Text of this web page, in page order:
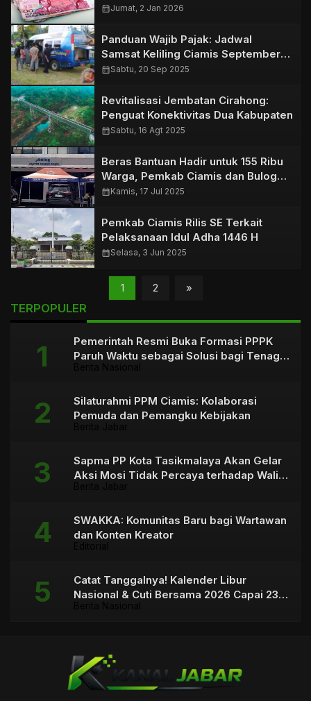
calendar_monthJumat, 2 Jan 2026
Panduan Wajib Pajak: Jadwal
Samsat Keliling Ciamis September
2025
calendar_monthSabtu, 20 Sep 2025
Revitalisasi Jembatan Cirahong:
Penguat Konektivitas Dua Kabupaten
calendar_monthSabtu, 16 Agt 2025
Beras Bantuan Hadir untuk 155 Ribu
Warga, Pemkab Ciamis dan Bulog
Bergerak Bersama
calendar_monthKamis, 17 Jul 2025
Pemkab Ciamis Rilis SE Terkait
Pelaksanaan Idul Adha 1446 H
calendar_monthSelasa, 3 Jun 2025
1 2 »
TERPOPULER
Pemerintah Resmi Buka Formasi PPPK
Paruh Waktu sebagai Solusi bagi Tenaga
Silaturahmi PPM Ciamis: Kolaborasi
Pemuda dan Pemangku Kebijakan
Sapma PP Kota Tasikmalaya Akan Gelar
Aksi Mosi Tidak Percaya terhadap Wali
SWAKKA: Komunitas Baru bagi Wartawan
dan Konten Kreator
Catat Tanggalnya! Kalender Libur
Nasional & Cuti Bersama 2026 Capai 23